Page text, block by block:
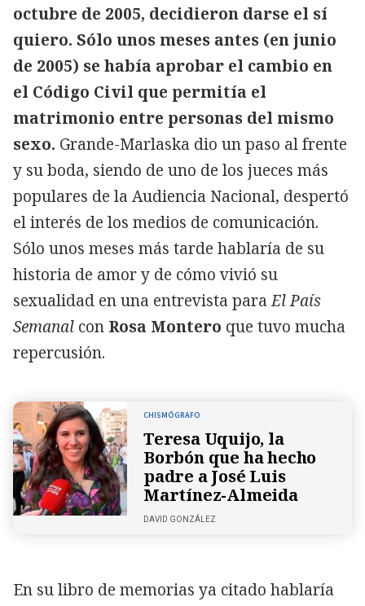
octubre de 2005, decidieron darse el sí
quiero. Sólo unos meses antes (en junio
de 2005) se había aprobar el cambio en
el Código Civil que permitía el
matrimonio entre personas del mismo
sexo. Grande-Marlaska dio un paso al frente
y su boda, siendo de uno de los jueces más
populares de la Audiencia Nacional, despertó
el interés de los medios de comunicación.
Sólo unos meses más tarde hablaría de su
historia de amor y de cómo vivió su
sexualidad en una entrevista paraEl País
Semanal con Rosa Montero que tuvo mucha
repercusión.
CHISMÓGRAFO
Teresa Uquijo, la
Borbón que ha hecho
padre a José Luis
Martínez-Almeida
DAVID GONZÁLEZ
En su libro de memorias ya citado hablaría